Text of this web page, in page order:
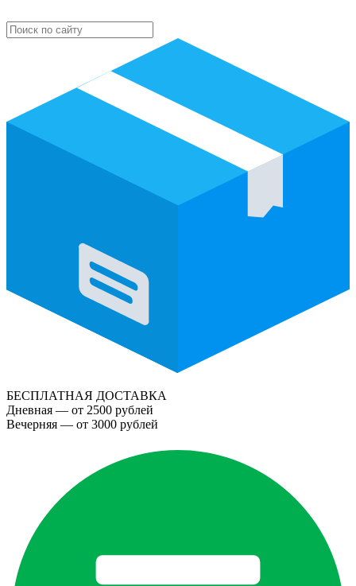
БЕСПЛАТНАЯ ДОСТАВКА
Дневная — от 2500 рублей
Вечерняя — от 3000 рублей